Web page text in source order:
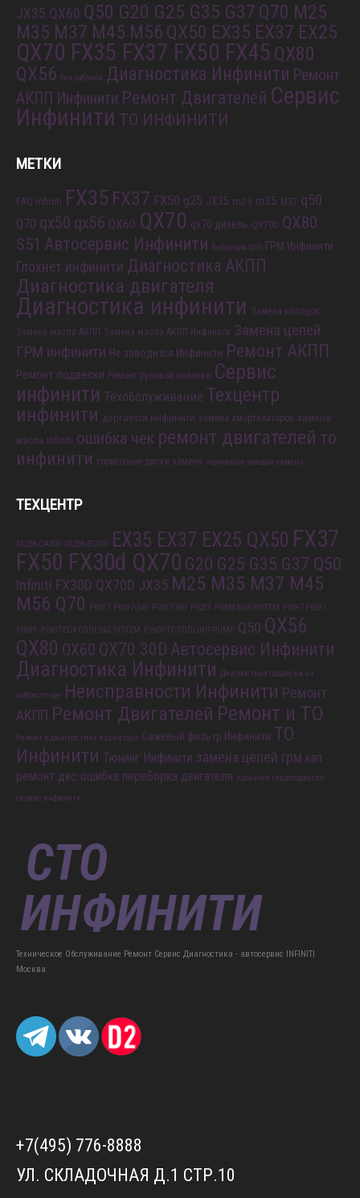
JX35 QX60 Q50 G20 G25 G35 G37 Q70 M25
M35 M37 M45 M56 QX50 EX35 EX37 EX25
QX70 FX35 FX37 FX50 FX45 QX80
QX56 Без рубрики Диагностика Инфинити Ремонт
АКПП Инфинити Ремонт Двигателей Сервис
Инфинити ТО ИНФИНИТИ
МЕТКИ
FAQ Infiniti FX35 FX37 FX50 g25 JX35 m25 m35 M37 q50
Q70 qx50 qx56 QX60 QX70 qx70 дизель QX70D QX80
S51 Автосервис Инфинити Вибрация Q50 ГРМ Инфинити
Глохнет инфинити Диагностика АКПП
Диагностика двигателя
Диагностика инфинити Замена колодок
Замена масла АКПП Замена масла АКПП Инфинити Замена цепей
ГРМ инфинити Не заводится Инфинити Ремонт АКПП
Ремонт подвески Ремонт рулевой колонки Сервис
инфинити Техобслуживание Техцентр
инфинити дергается инфинити замена амортизаторов замена
масла infiniti ошибка чек ремонт двигателей то
инфинити тормозные диски замена тормозные колодки замена
ТЕХЦЕНТР
43206-CA000 43206-EG000 EX35 EX37 EX25 QX50 FX37
FX50 FX30d QX70 G20 G25 G35 G37 Q50
Infiniti FX30D QX70D JX35 M25 M35 M37 M45
M56 Q70 P0017 P0017(64) P0017(85) P0235 P0488 EGR SYSTEM P0597 P0597
P0599 P2457 EGR COOLING SYSTEM P2600 TC COOLING PUMP Q50 QX56
QX80 QX60 QX70 30D Автосервис Инфинити
Диагностика Инфинити Диагностика подвески на
вибростенде Неисправности Инфинити Ремонт
АКПП Ремонт Двигателей Ремонт и ТО
Ремонт и диагностика вариатора Сажевый фильтр Инфинити ТО
Инфинити Тюнинг Инфинити замена цепей грм кап
ремонт двс ошибка переборка двигателя прокачка гидроподвески
сервис инфинити
Техническое Обслуживание Ремонт Сервис Диагностика - автосервис INFINITI
Москва
+7(495) 776-8888
УЛ. СКЛАДОЧНАЯ Д.1 СТР.10